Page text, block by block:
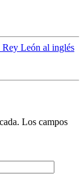
Rey León al inglés
Los campos